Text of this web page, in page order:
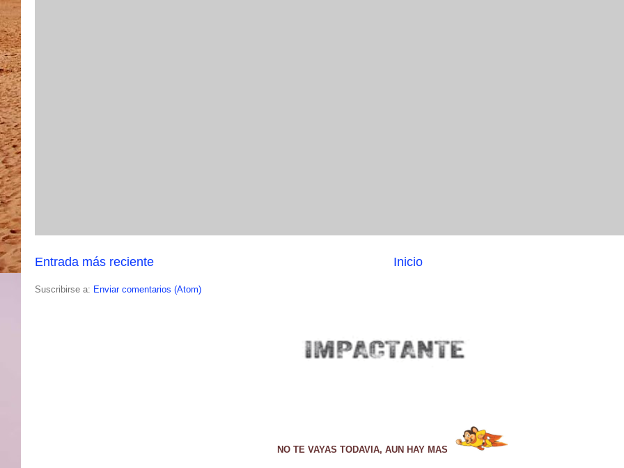
Entrada más reciente Inicio
Suscribirse a: Enviar comentarios (Atom)
NO TE VAYAS TODAVIA, AUN HAY MAS